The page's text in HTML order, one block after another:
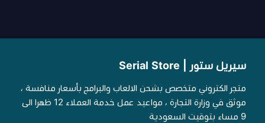
سيريل ستور | Serial Store
متجر الكتروني متخصص بشحن الالعاب والبرامج بأسعار منافسة ،
موثق في وزارة التجارة ، مواعيد عمل خدمة العملاء 12 ظهرا الى
9 مساء بتوقيت السعودية